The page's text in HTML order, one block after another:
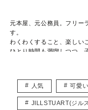
元本屋、元公務員。フリー
す。
わくわくすること、楽しい
ひとり時間も満喫しつつ、
お届けしていきます。
人気 可愛い
JILLSTUART(ジル